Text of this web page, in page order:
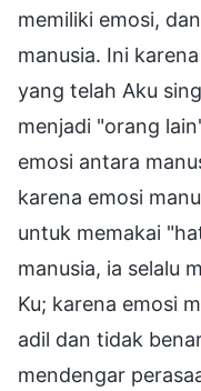
memiliki emosi,
manusia. Ini
yang telah Aku
menjadi "orang
emosi antara
karena emosi
untuk memakai
manusia, ia selalu
Ku; karena emosi
adil dan tidak
mendengar